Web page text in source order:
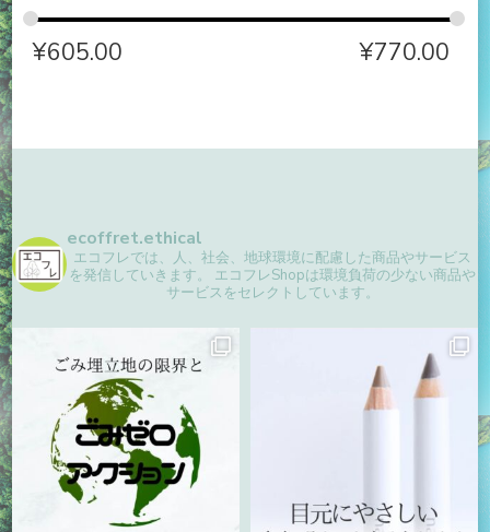
¥605.00 ¥770.00
ecoffret.ethical
エコフレでは、人、社会、地球環境に配慮した商品やサービス
を発信していきます。
エコフレShopは環境負荷の少ない商品や
サービスをセレクトしています。